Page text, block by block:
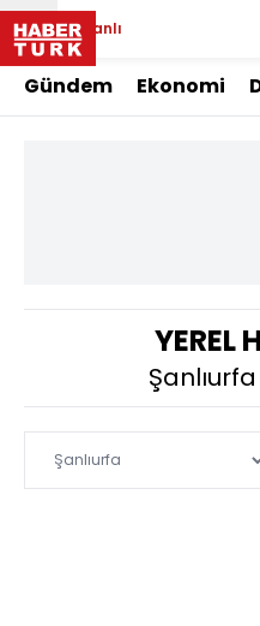
Canlı
Gündem Ekonomi
YEREL